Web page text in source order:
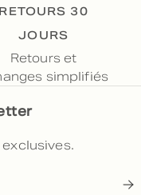
RETOURS 30
JOURS
Retours et
simplifiés